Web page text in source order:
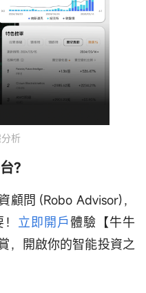
析
?
顧問 (Robo Advisor)，
立即開戶 體驗【牛牛
，開啟你的智能投資之